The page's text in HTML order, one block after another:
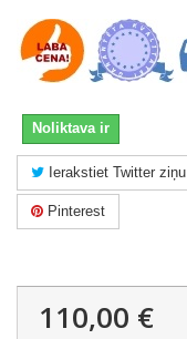
Noliktava ir
Ierakstiet Twitter ziņu
Pinterest
110,00 €